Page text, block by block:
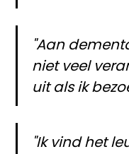
"Aan
niet veel
uit als ik
"Ik vind het